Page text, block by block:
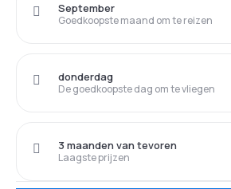
Goedkoopste maand om te reizen
September
De goedkoopste dag om te vliegen
donderdag
Laagste prijzen
3 maanden van tevoren